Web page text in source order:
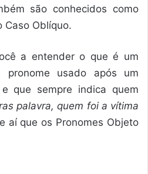
são conhecidos como
Caso Oblíquo.
a entender o que é um
pronome usado após um
que sempre indica quem
palavra, quem foi a vítima
aí que os Pronomes Objeto